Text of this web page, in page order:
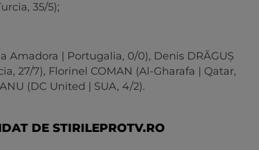
35/5);
Amadora | Portugalia, 0/0), Denis DRĂGUȘ
27/7), Florinel COMAN (Al-Gharafa | Qatar,
(DC United | SUA, 4/2).
DE STIRILEPROTV.RO